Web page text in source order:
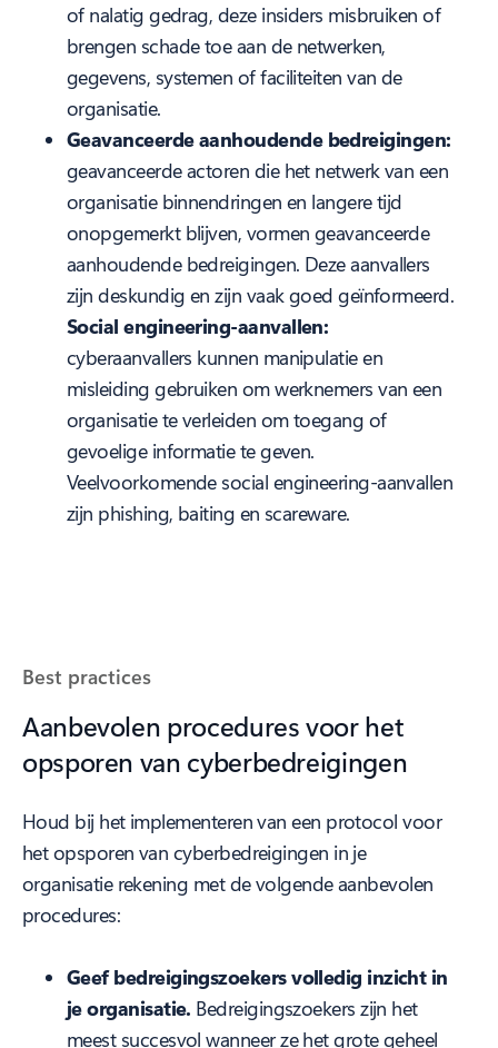
of nalatig gedrag, deze insiders misbruiken of
brengen schade toe aan de netwerken,
gegevens, systemen of faciliteiten van de
organisatie.
Geavanceerde aanhoudende bedreigingen:
geavanceerde actoren die het netwerk van een
organisatie binnendringen en langere tijd
onopgemerkt blijven, vormen geavanceerde
aanhoudende bedreigingen. Deze aanvallers
zijn deskundig en zijn vaak goed geïnformeerd.
Social engineering-aanvallen:
cyberaanvallers kunnen manipulatie en
misleiding gebruiken om werknemers van een
organisatie te verleiden om toegang of
gevoelige informatie te geven.
Veelvoorkomende social engineering-aanvallen
zijn phishing, baiting en scareware.
Best practices
Aanbevolen procedures voor het
opsporen van cyberbedreigingen
Houd bij het implementeren van een protocol voor
het opsporen van cyberbedreigingen in je
organisatie rekening met de volgende aanbevolen
procedures:
Geef bedreigingszoekers volledig inzicht in
je organisatie. Bedreigingszoekers zijn het
meest succesvol wanneer ze het grote geheel